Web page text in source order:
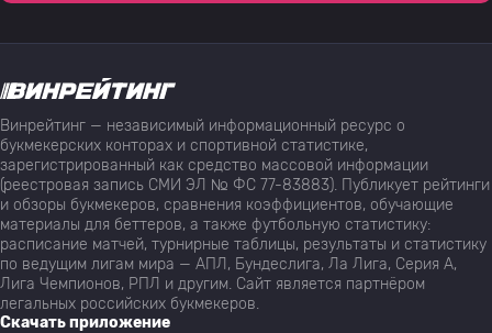
Винрейтинг — независимый информационный ресурс о
букмекерских конторах и спортивной статистике,
зарегистрированный как средство массовой информации
(реестровая запись СМИ ЭЛ № ФС 77-83883). Публикует рейтинги
и обзоры букмекеров, сравнения коэффициентов, обучающие
материалы для беттеров, а также футбольную статистику:
расписание матчей, турнирные таблицы, результаты и статистику
по ведущим лигам мира — АПЛ, Бундеслига, Ла Лига, Серия А,
Лига Чемпионов, РПЛ и другим. Сайт является партнёром
легальных российских букмекеров.
Скачать приложение